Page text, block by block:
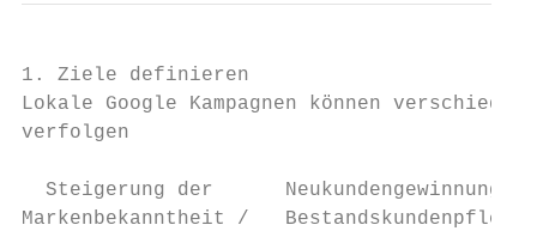
1. Ziele definieren
Lokale Google Kampagnen können
verfolgen
Steigerung der      Neukundengewinnung /
Markenbekanntheit /   Bestandskundenpflege